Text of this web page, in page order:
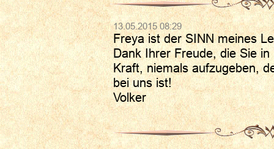
13.05.2015 08:29
Freya ist der SINN meines
Dank Ihrer Freude, die Sie
Kraft, niemals aufzugeben,
bei uns ist!
Volker